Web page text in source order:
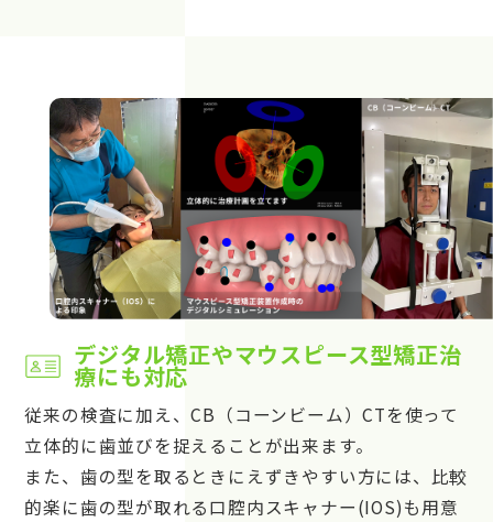
デジタル矯正やマウスピース型矯正治
療にも対応
従来の検査に加え、CB（コーンビーム）CTを使って
立体的に歯並びを捉えることが出来ます。
また、歯の型を取るときにえずきやすい方には、比較
的楽に歯の型が取れる口腔内スキャナー(IOS)も用意